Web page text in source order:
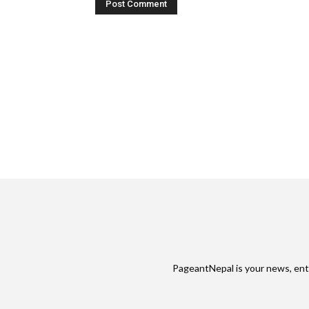
PageantNepal is your news,